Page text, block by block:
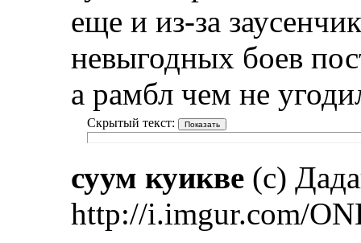
еще и из-за
невыгодных боев
а рамбл чем не
Скрытый текст:
суум куикве (с)
http://i.imgur.com/